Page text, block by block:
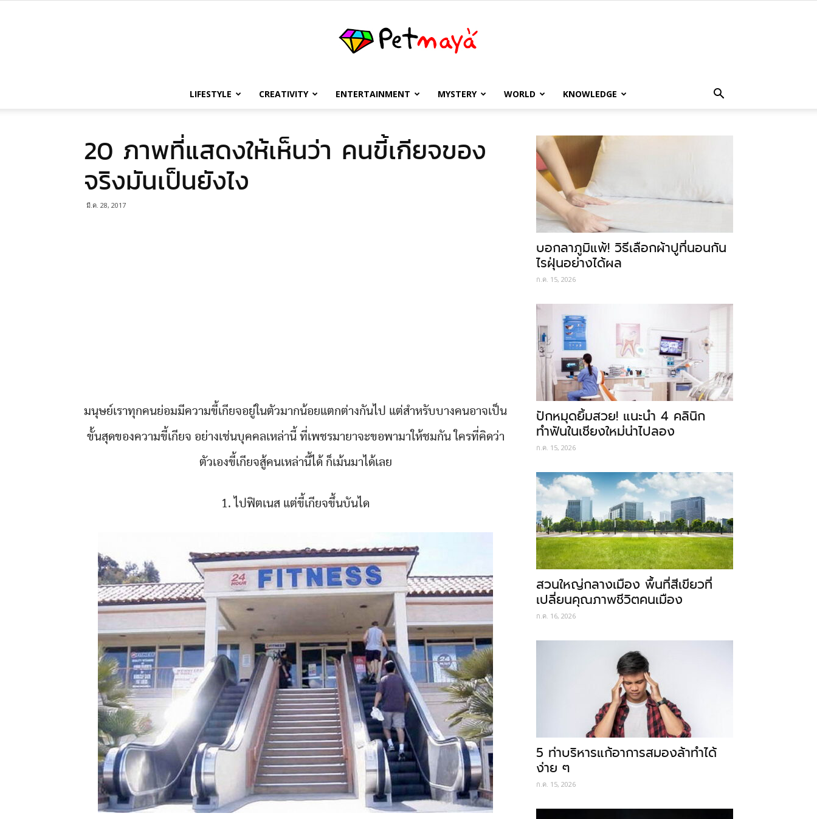
เพชร
LIFESTYLE CREATIVITY ENTERTAINMENT MYSTERY WORLD KNOWLEDGE
20 ภาพที่แสดงให้เห็นว่า คนขี้เกียจของ
จริงมันเป็นยังไง
มี.ค. 28, 2017
มนุษย์เราทุกคนย่อมมีความขี้เกียจอยู่ในตัวมากน้อยแตกต่างกันไป แต่สำหรับบางคนอาจเป็น
ขั้นสุดของความขี้เกียจ อย่างเช่นบุคคลเหล่านี้ ที่เพชรมายาจะขอพามาให้ชมกัน ใครที่คิดว่า
ตัวเองขี้เกียจสู้คนเหล่านี้ได้ ก็เม้นมาได้เลย
1. ไปฟิตเนส แต่ขี้เกียจขึ้นบันได
บอกลาภูมิแพ้! วิธีเลือกผ้าปูที่นอนกัน
ไรฝุ่นอย่างได้ผล
ก.ค. 15, 2026
ปักหมุดยิ้มสวย! แนะนำ 4 คลินิก
ทำฟันในเชียงใหม่น่าไปลอง
ก.ค. 15, 2026
สวนใหญ่กลางเมือง พื้นที่สีเขียวที่
เปลี่ยนคุณภาพชีวิตคนเมือง
ก.ค. 16, 2026
5 ท่าบริหารแก้อาการสมองล้าทำได้
ง่าย ๆ
ก.ค. 15, 2026